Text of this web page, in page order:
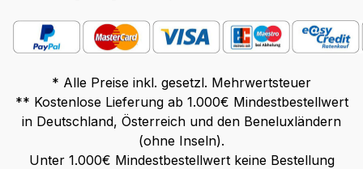
* Alle Preise inkl. gesetzl. Mehrwertsteuer
** Kostenlose Lieferung ab 1.000€ Mindestbestellwert
in Deutschland, Österreich und den Beneluxländern
(ohne Inseln).
Unter 1.000€ Mindestbestellwert keine Bestellung